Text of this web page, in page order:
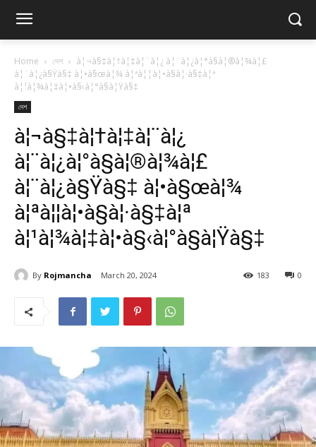
Home দেশ
à¦¬à§‡à¦†à¦‡à¦¨à¦¿ à¦¨à¦¿à¦°à§à¦®à¦¾à¦£
à¦¨à¦¿à§Ÿà§‡ à¦•à§œà¦¾ à¦ªà¦¦à¦•à§à¦·à§‡à¦ª
à¦¹à¦¾à¦‡à¦•à§‹à¦°à§à¦Ÿà§‡
দেশ
à¦¬à§‡à¦†à¦‡à¦¨à¦¿
à¦¨à¦¿à¦°à§à¦®à¦¾à¦£
à¦¨à¦¿à§Ÿà§‡ à¦•à§œà¦¾
à¦ªà¦¦à¦•à§à¦·à§‡à¦ª
à¦¹à¦¾à¦‡à¦•à§‹à¦°à§à¦Ÿà§‡
By Rojmancha March 20, 2024 0
183